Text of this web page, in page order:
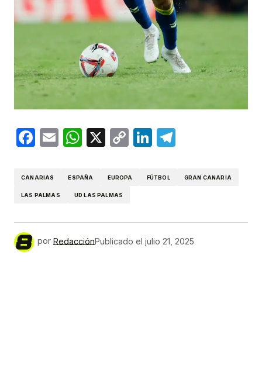
Facebook
EmailWhatsApp
X
CopyLinkedIn
CANARIAS ESPAÑA EUROPA FÚTBOL GRAN CANARIA
LAS PALMAS UD LAS PALMAS
por RedacciónPublicado el julio 21, 2025